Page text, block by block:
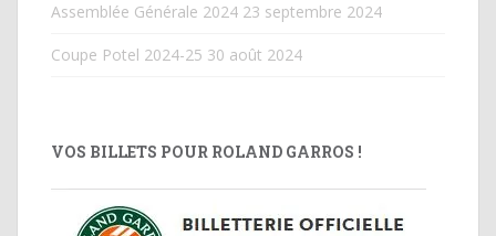
Assemblée Générale 2024 23 septembre 2024
Coupe Potel 2024-25 30 août 2024
VOS BILLETS POUR ROLAND GARROS !